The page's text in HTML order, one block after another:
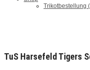
Trikotbestellung
TuS Harsefeld Tigers